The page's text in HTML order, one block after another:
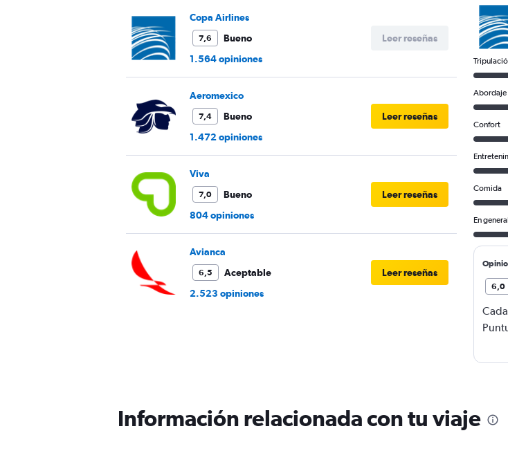
600.
to
15.
Copa Airlines
7,6
Bueno
1.564 opiniones
Leer reseñas
Aeromexico
7,4
Bueno
1.472 opiniones
Leer reseñas
Viva
7,0
Bueno
804 opiniones
Leer reseñas
Avianca
6,5
Aceptable
2.523 opiniones
Leer reseñas
Abordaje
Confort
Comida
En general
6,0
Información relacionada con tu viaje